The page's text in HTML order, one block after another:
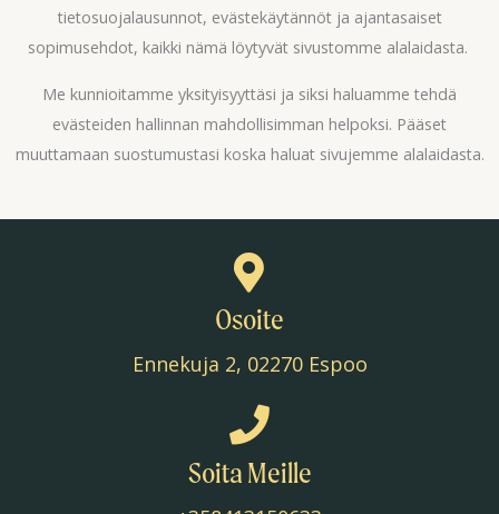
tietosuojalausunnot, evästekäytännöt ja ajantasaiset
sopimusehdot, kaikki nämä löytyvät sivustomme alalaidasta.
Me kunnioitamme yksityisyyttäsi ja siksi haluamme tehdä
evästeiden hallinnan mahdollisimman helpoksi. Pääset
muuttamaan suostumustasi koska haluat sivujemme alalaidasta.
Osoite
Ennekuja 2, 02270 Espoo
Soita Meille